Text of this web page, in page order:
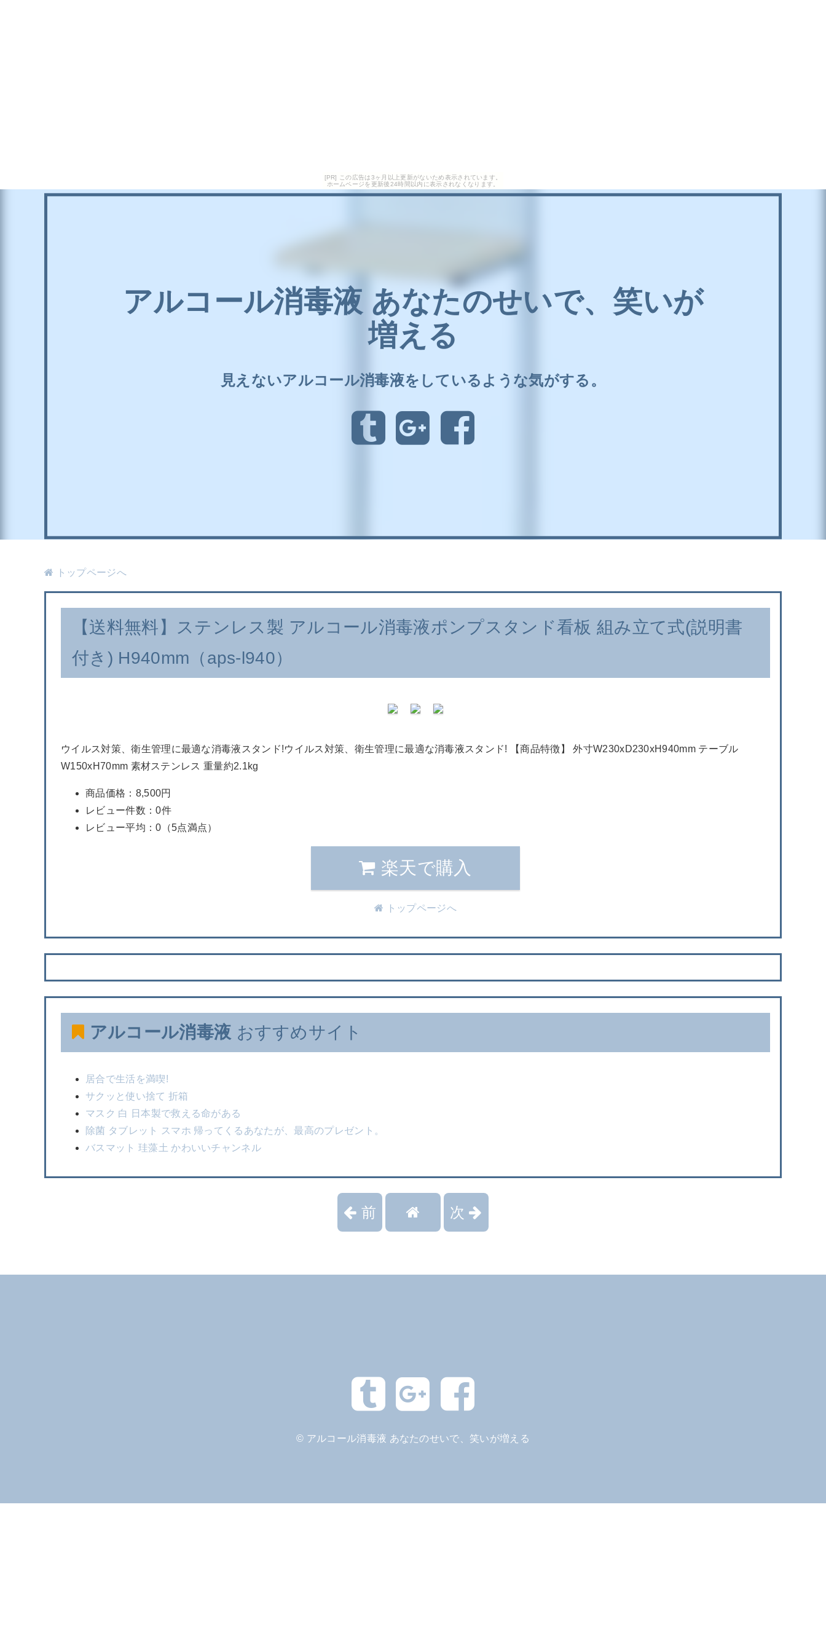
[PR] この広告は3ヶ月以上更新がないため表示されています。
ホームページを更新後24時間以内に表示されなくなります。
アルコール消毒液 あなたのせいで、笑いが
増える
見えないアルコール消毒液をしているような気がする。
トップページへ
【送料無料】ステンレス製 アルコール消毒液ポンプスタンド看板 組み立て式(説明書
付き) H940mm（aps-l940）
ウイルス対策、衛生管理に最適な消毒液スタンド!ウイルス対策、衛生管理に最適な消毒液スタンド! 【商品特徴】 外寸W230xD230xH940mm テーブル
W150xH70mm 素材ステンレス 重量約2.1kg
商品価格：8,500円
レビュー件数：0件
レビュー平均：0（5点満点）
楽天で購入
トップページへ
アルコール消毒液 おすすめサイト
居合で生活を満喫!
サクッと使い捨て 折箱
マスク 白 日本製で救える命がある
除菌 タブレット スマホ 帰ってくるあなたが、最高のプレゼント。
バスマット 珪藻土 かわいいチャンネル
前 次
© アルコール消毒液 あなたのせいで、笑いが増える